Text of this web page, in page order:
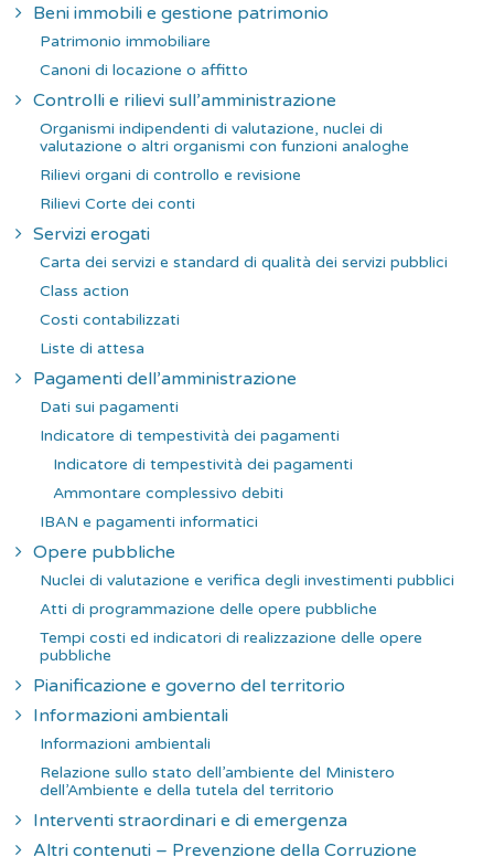
Beni immobili e gestione patrimonio
Patrimonio immobiliare
Canoni di locazione o affitto
Controlli e rilievi sull’amministrazione
Organismi indipendenti di valutazione, nuclei di
valutazione o altri organismi con funzioni analoghe
Rilievi organi di controllo e revisione
Rilievi Corte dei conti
Servizi erogati
Carta dei servizi e standard di qualità dei servizi pubblici
Class action
Costi contabilizzati
Liste di attesa
Pagamenti dell’amministrazione
Dati sui pagamenti
Indicatore di tempestività dei pagamenti
Indicatore di tempestività dei pagamenti
Ammontare complessivo debiti
IBAN e pagamenti informatici
Opere pubbliche
Nuclei di valutazione e verifica degli investimenti pubblici
Atti di programmazione delle opere pubbliche
Tempi costi ed indicatori di realizzazione delle opere
pubbliche
Pianificazione e governo del territorio
Informazioni ambientali
Informazioni ambientali
Relazione sullo stato dell’ambiente del Ministero
dell’Ambiente e della tutela del territorio
Interventi straordinari e di emergenza
Altri contenuti – Prevenzione della Corruzione